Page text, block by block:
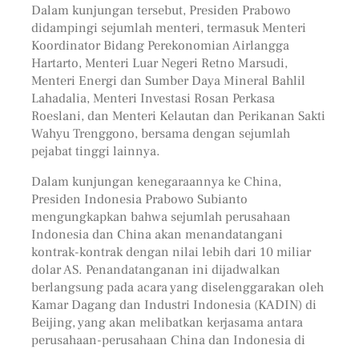
Dalam kunjungan tersebut, Presiden Prabowo
didampingi sejumlah menteri, termasuk Menteri
Koordinator Bidang Perekonomian Airlangga
Hartarto, Menteri Luar Negeri Retno Marsudi,
Menteri Energi dan Sumber Daya Mineral Bahlil
Lahadalia, Menteri Investasi Rosan Perkasa
Roeslani, dan Menteri Kelautan dan Perikanan Sakti
Wahyu Trenggono, bersama dengan sejumlah
pejabat tinggi lainnya.
Dalam kunjungan kenegaraannya ke China,
Presiden Indonesia Prabowo Subianto
mengungkapkan bahwa sejumlah perusahaan
Indonesia dan China akan menandatangani
kontrak-kontrak dengan nilai lebih dari 10 miliar
dolar AS. Penandatanganan ini dijadwalkan
berlangsung pada acara yang diselenggarakan oleh
Kamar Dagang dan Industri Indonesia (KADIN) di
Beijing, yang akan melibatkan kerjasama antara
perusahaan-perusahaan China dan Indonesia di